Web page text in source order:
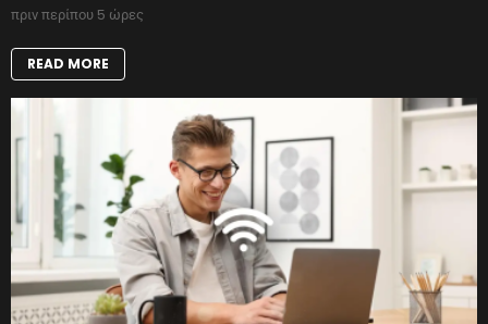
πριν περίπου 5 ώρες
READ MORE